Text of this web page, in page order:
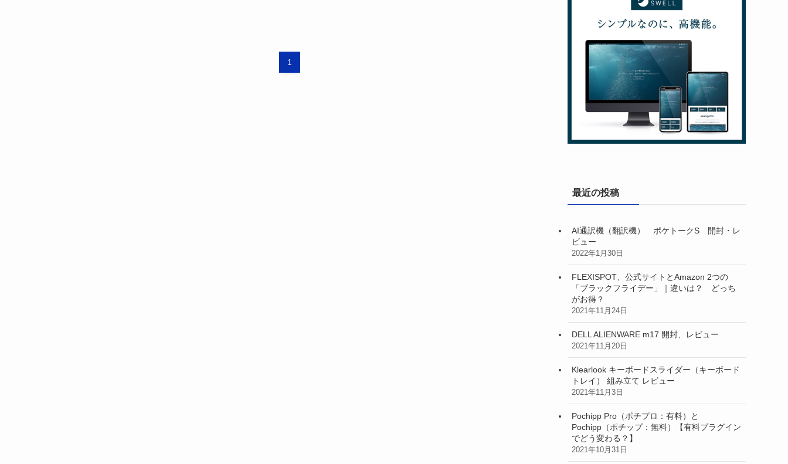
1
最近の投稿
AI通訳機（翻訳機） ポケトークS 開封・レ
ビュー
2022年1月30日
FLEXISPOT、公式サイトとAmazon 2つの
「ブラックフライデー」｜違いは？ どっち
がお得？
2021年11月24日
DELL ALIENWARE m17 開封、レビュー
2021年11月20日
Klearlook キーボードスライダー（キーボード
トレイ） 組み立て レビュー
2021年11月3日
Pochipp Pro（ポチプロ：有料）と
Pochipp（ポチップ：無料）【有料プラグイン
でどう変わる？】
2021年10月31日